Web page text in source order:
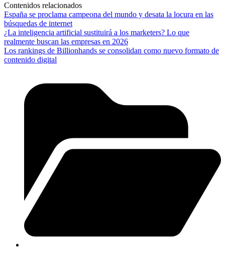
Contenidos relacionados
España se proclama campeona del mundo y desata la locura en las
búsquedas de internet
¿La inteligencia artificial sustituirá a los marketers? Lo que
realmente buscan las empresas en 2026
Los rankings de Billionhands se consolidan como nuevo formato de
contenido digital